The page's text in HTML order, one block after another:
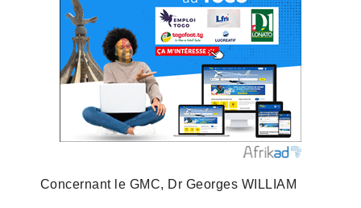
Concernant le GMC, Dr Georges WILLIAM